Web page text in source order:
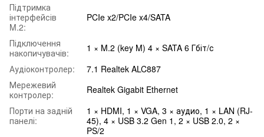
Підтримка
інтерфейсів
M.2:
PCIe x2/PCIe x4/SATA
Підключення
накопичувачів:
1 × M.2 (key M) 4 × SATA 6 Гбіт/с
Аудіоконтролер:
7.1 Realtek ALC887
Мережевий
контролер:
Realtek Gigabit Ethernet
Порти на задній
панелі:
1 × HDMI, 1 × VGA, 3 × аудио, 1 × LAN (RJ-
45), 4 × USB 3.2 Gen 1, 2 × USB 2.0, 2 ×
PS/2